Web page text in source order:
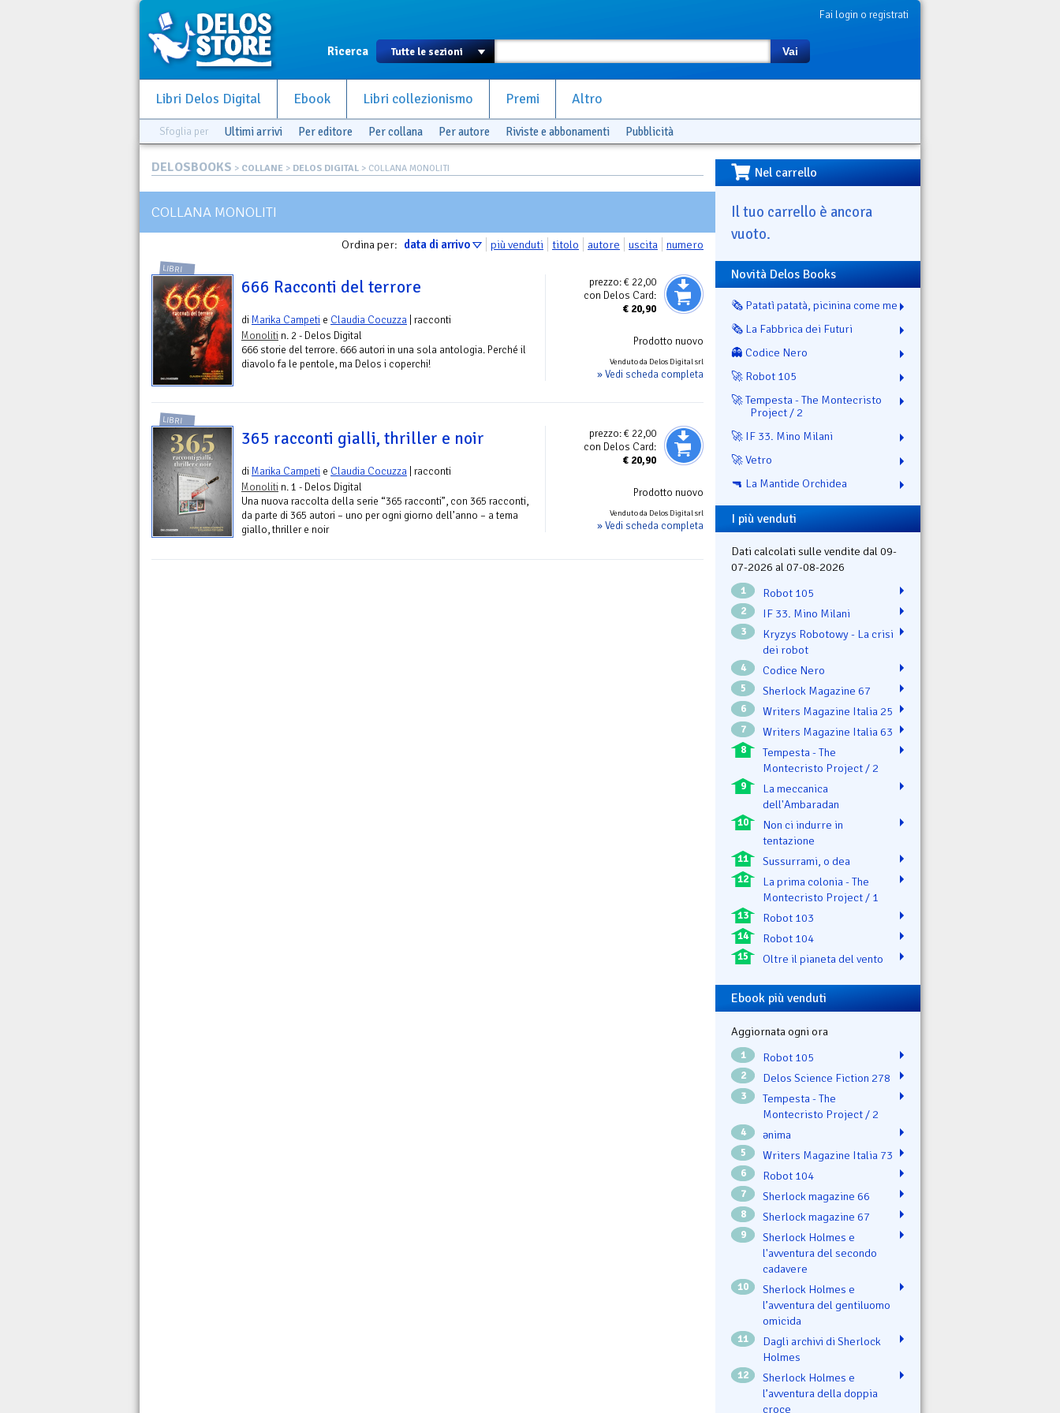
Fai login o registrati
Ricerca Vai
Libri Delos Digital Ebook Libri collezionismo Premi Altro
Sfoglia per Ultimi arrivi Per editore Per collana Per autore Riviste e abbonamenti Pubblicità
DELOSBOOKS > COLLANE > DELOS DIGITAL > COLLANA MONOLITI
COLLANA MONOLITI
Ordina per: data di arrivo più venduti titolo autore uscita numero
prezzo:€ 22,00
con Delos Card:
€ 20,90
Prodotto nuovo
Venduto da Delos Digital srl
» Vedi scheda completa
LIBRI
666 Racconti del terrore
di Marika Campeti e Claudia Cocuzza | racconti
Monoliti n. 2 - Delos Digital
666 storie del terrore. 666 autori in una sola antologia. Perché il
diavolo fa le pentole, ma Delos i coperchi!
prezzo:€ 22,00
con Delos Card:
€ 20,90
Prodotto nuovo
Venduto da Delos Digital srl
» Vedi scheda completa
LIBRI
365 racconti gialli, thriller e noir
di Marika Campeti e Claudia Cocuzza | racconti
Monoliti n. 1 - Delos Digital
Una nuova raccolta della serie “365 racconti”, con 365 racconti,
da parte di 365 autori – uno per ogni giorno dell’anno – a tema
giallo, thriller e noir
Nel carrello
Il tuo carrello è ancora
vuoto.
Novità Delos Books
🗞️ Patatì patatà, picinina come me
🗞️ La Fabbrica dei Futuri
👻 Codice Nero
🚀 Robot 105
🚀 Tempesta - The Montecristo
Project / 2
🚀 IF 33. Mino Milani
🚀 Vetro
🔫 La Mantide Orchidea
I più venduti
Dati calcolati sulle vendite dal 09-
07-2026 al 07-08-2026
1 Robot 105
2 IF 33. Mino Milani
3
Kryzys Robotowy - La crisi
dei robot
4 Codice Nero
5 Sherlock Magazine 67
6 Writers Magazine Italia 25
7 Writers Magazine Italia 63
8
Tempesta - The
Montecristo Project / 2
9
La meccanica
dell'Ambaradan
10
Non ci indurre in
tentazione
11 Sussurrami, o dea
12
La prima colonia - The
Montecristo Project / 1
13 Robot 103
14 Robot 104
15 Oltre il pianeta del vento
Ebook più venduti
Aggiornata ogni ora
1 Robot 105
2 Delos Science Fiction 278
3
Tempesta - The
Montecristo Project / 2
4 ənima
5 Writers Magazine Italia 73
6 Robot 104
7 Sherlock magazine 66
8 Sherlock magazine 67
9
Sherlock Holmes e
l'avventura del secondo
cadavere
10
Sherlock Holmes e
l’avventura del gentiluomo
omicida
11
Dagli archivi di Sherlock
Holmes
12
Sherlock Holmes e
l’avventura della doppia
croce